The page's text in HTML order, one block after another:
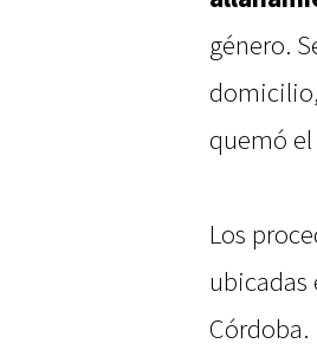
género.
quemó
Los
ubicadas
Córdoba.